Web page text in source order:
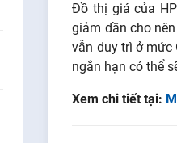
Đồ thị giá của
giảm dần cho
vẫn duy trì ở mức
ngắn hạn có thể
Xem chi tiết tại: